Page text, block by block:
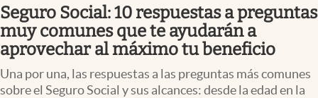
Espiritual
Streaming
PC y mobile
Seguro Social: 10 respuestas a preguntas
muy comunes que te ayudarán a
aprovechar al máximo tu beneficio
Una por una, las respuestas a las preguntas más comunes
sobre el Seguro Social y sus alcances: desde la edad en la